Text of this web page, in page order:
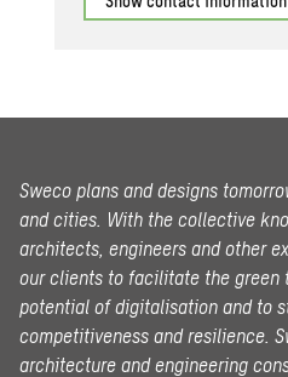
Sweco plans and designs
and cities. With the collective
architects, engineers and other
our clients to facilitate the green
potential of digitalisation and to
competitiveness and resilience.
architecture and engineering